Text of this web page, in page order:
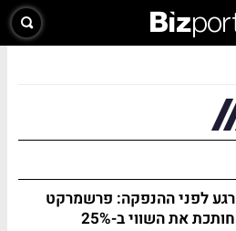
רגע לפני ההנפקה: פרשמרקט
חותכת את השווי ב-25%